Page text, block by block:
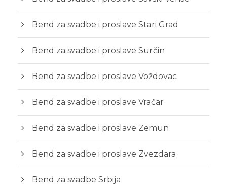
Bend za svadbe i proslave Stari Grad
Bend za svadbe i proslave Surčin
Bend za svadbe i proslave Voždovac
Bend za svadbe i proslave Vračar
Bend za svadbe i proslave Zemun
Bend za svadbe i proslave Zvezdara
Bend za svadbe Srbija